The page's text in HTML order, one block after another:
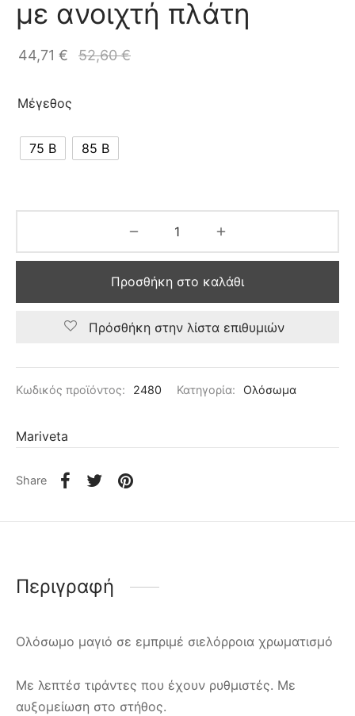
με ανοιχτή πλάτη
44,71 € 52,60€
Μέγεθος
75 B 85 B
Προσθήκη στο καλάθι
Πρόσθήκη στην λίστα επιθυμιών
Κωδικός προϊόντος: 2480 Κατηγορία: Ολόσωμα
Mariveta
Share
Περιγραφή
Ολόσωμο μαγιό σε εμπριμέ σιελόρροια χρωματισμό
Με λεπτέσ τιράντες που έχουν ρυθμιστές. Με
αυξομείωση στο στήθος.